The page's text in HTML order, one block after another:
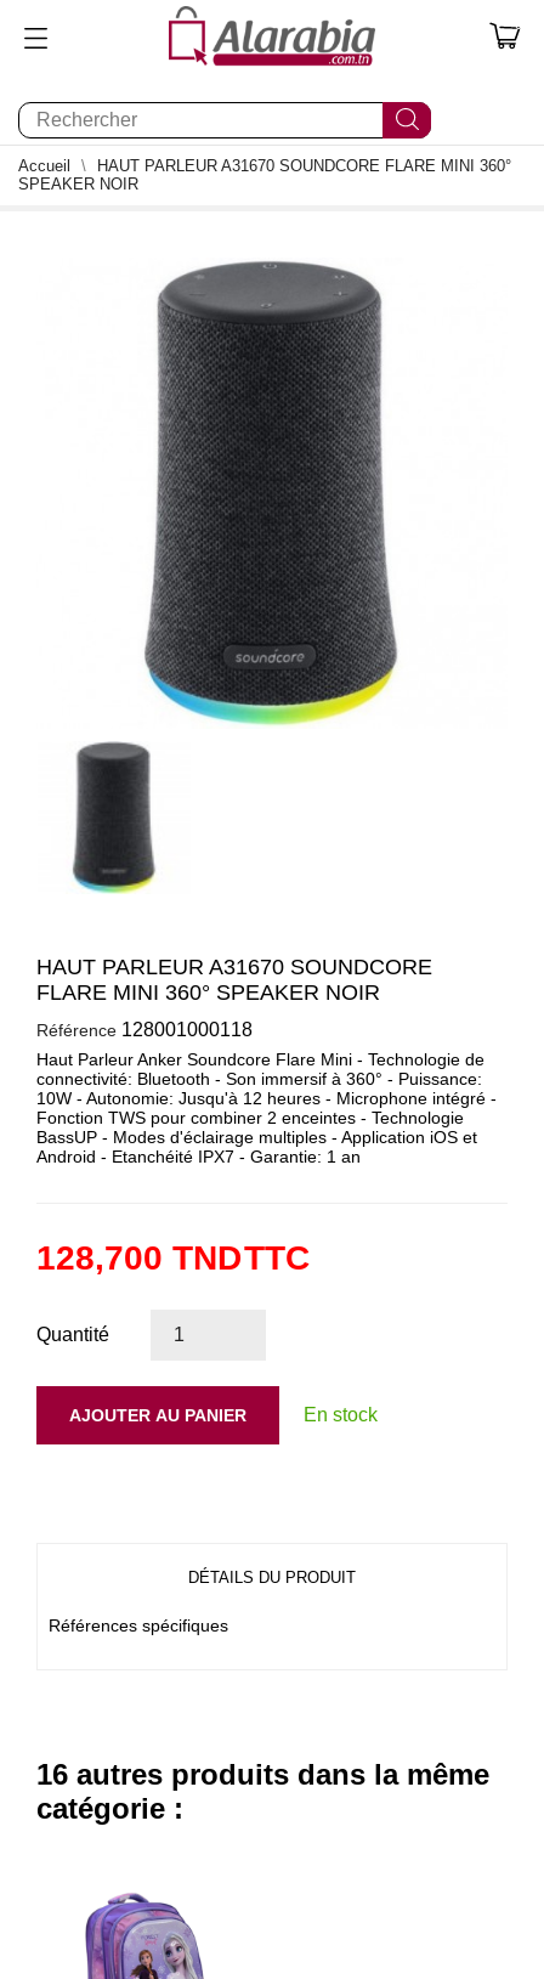
0
Accueil
HAUT PARLEUR A31670 SOUNDCORE FLARE MINI 360°
SPEAKER NOIR
HAUT PARLEUR A31670 SOUNDCORE
FLARE MINI 360° SPEAKER NOIR
Référence 128001000118
Haut Parleur Anker Soundcore Flare Mini - Technologie de
connectivité: Bluetooth - Son immersif à 360° - Puissance:
10W - Autonomie: Jusqu'à 12 heures - Microphone intégré -
Fonction TWS pour combiner 2 enceintes - Technologie
BassUP - Modes d'éclairage multiples - Application iOS et
Android - Etanchéité IPX7 - Garantie: 1 an
128,700 TNDTTC
Quantité
AJOUTER AU PANIER En stock
DÉTAILS DU PRODUIT
Références spécifiques
16 autres produits dans la même
catégorie :